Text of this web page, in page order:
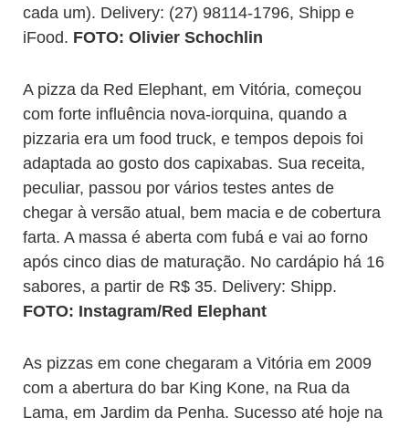
cada um). Delivery: (27) 98114-1796, Shipp e
iFood. FOTO: Olivier Schochlin
A pizza da Red Elephant, em Vitória, começou
com forte influência nova-iorquina, quando a
pizzaria era um food truck, e tempos depois foi
adaptada ao gosto dos capixabas. Sua receita,
peculiar, passou por vários testes antes de
chegar à versão atual, bem macia e de cobertura
farta. A massa é aberta com fubá e vai ao forno
após cinco dias de maturação. No cardápio há 16
sabores, a partir de R$ 35. Delivery: Shipp.
FOTO: Instagram/Red Elephant
As pizzas em cone chegaram a Vitória em 2009
com a abertura do bar King Kone, na Rua da
Lama, em Jardim da Penha. Sucesso até hoje na